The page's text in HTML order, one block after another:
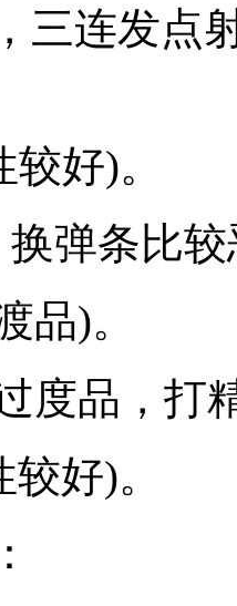
三连发点
好)。
弹条比
品)。
度品，打
好)。